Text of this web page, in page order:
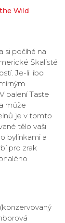
Wild
si počíhá na
Skalisté
Je-li libo
balení Taste
může
je v tomto
tělo vaši
bylinkami a
pro zrak